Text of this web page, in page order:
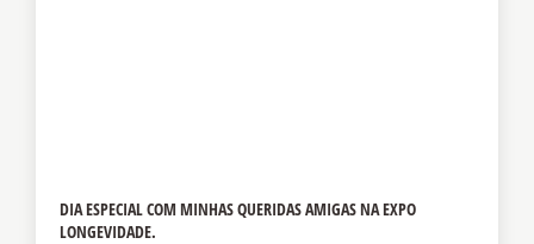
DIA ESPECIAL COM MINHAS QUERIDAS AMIGAS NA EXPO
LONGEVIDADE.